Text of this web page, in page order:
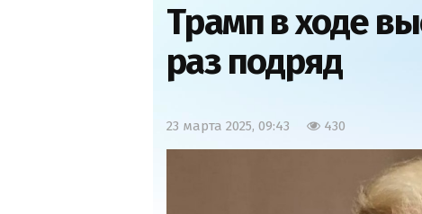
Трамп в ходе
раз подряд
23 марта 2025, 09:43 430